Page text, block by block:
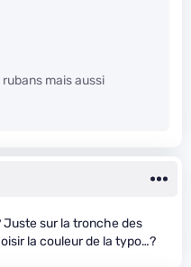
mais aussi
Juste sur la tronche des
la couleur de la typo…?